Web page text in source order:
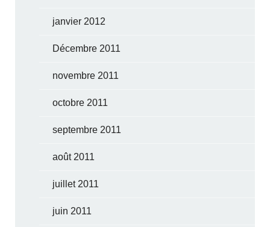
janvier 2012
Décembre 2011
novembre 2011
octobre 2011
septembre 2011
août 2011
juillet 2011
juin 2011